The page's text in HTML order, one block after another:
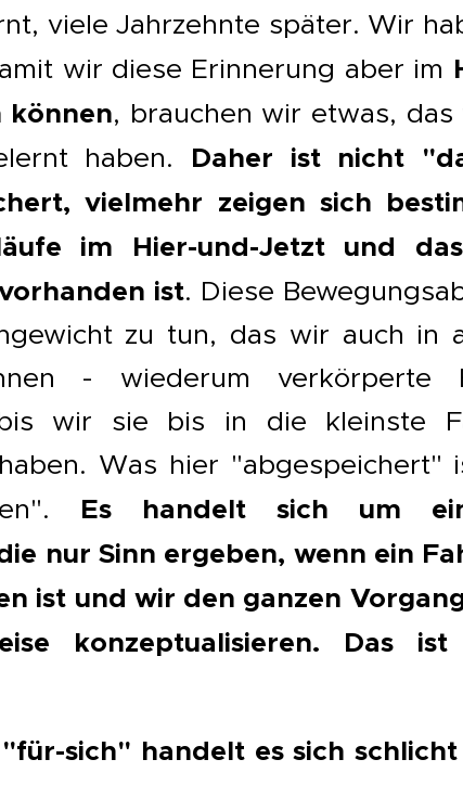
viele Jahrzehnte später. Wir
wir diese Erinnerung aber im
können, brauchen wir etwas, das
haben. Daher ist nicht
vielmehr zeigen sich
im Hier-und-Jetzt und
ist. Diese
zu tun, das wir auch in
- wiederum verkörperte
wir sie bis in die kleinste
Was hier "abgespeichert"
Es handelt sich um
nur Sinn ergeben, wenn ein
ist und wir den ganzen
konzeptualisieren. Das
sich" handelt es sich